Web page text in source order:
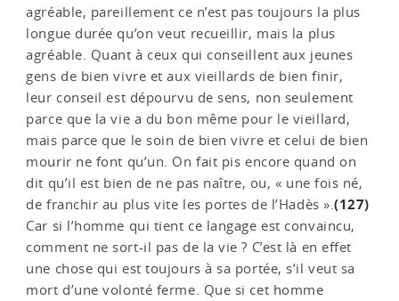
agréable, pareillement ce n’est pas toujours la plus
longue durée qu’on veut recueillir, mais la plus
agréable. Quant à ceux qui conseillent aux jeunes
gens de bien vivre et aux vieillards de bien finir,
leur conseil est dépourvu de sens, non seulement
parce que la vie a du bon même pour le vieillard,
mais parce que le soin de bien vivre et celui de bien
mourir ne font qu’un. On fait pis encore quand on
dit qu’il est bien de ne pas naître, ou, « une fois né,
de franchir au plus vite les portes de l’Hadès ».(127)
Car si l’homme qui tient ce langage est convaincu,
comment ne sort-il pas de la vie ? C’est là en effet
une chose qui est toujours à sa portée, s’il veut sa
mort d’une volonté ferme. Que si cet homme